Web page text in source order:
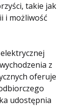
takie jak
i możliwość
z
oferuje
udostępnia